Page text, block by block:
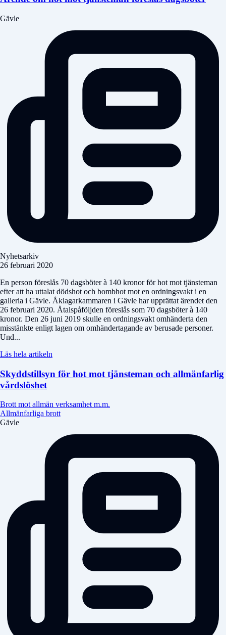
Gävle
Nyhetsarkiv
26 februari 2020
En person föreslås 70 dagsböter à 140 kronor för hot mot tjänsteman
efter att ha uttalat dödshot och bombhot mot en ordningsvakt i en
galleria i Gävle. Åklagarkammaren i Gävle har upprättat ärendet den
26 februari 2020. Åtalspåföljden föreslås som 70 dagsböter à 140
kronor. Den 26 juni 2019 skulle en ordningsvakt omhänderta den
misstänkte enligt lagen om omhändertagande av berusade personer.
Und...
Läs hela artikeln
Skyddstillsyn för hot mot tjänsteman och allmänfarlig
vårdslöshet
Brott mot allmän verksamhet m.m.
Allmänfarliga brott
Gävle